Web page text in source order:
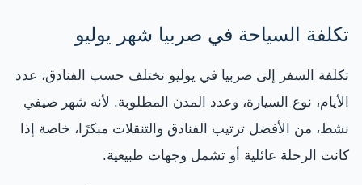
تكلفة السياحة في صربيا شهر يوليو
تكلفة السفر إلى صربيا في يوليو تختلف حسب الفنادق، عدد
الأيام، نوع السيارة، وعدد المدن المطلوبة. لأنه شهر صيفي
نشط، من الأفضل ترتيب الفنادق والتنقلات مبكرًا، خاصة إذا
كانت الرحلة عائلية أو تشمل وجهات طبيعية.